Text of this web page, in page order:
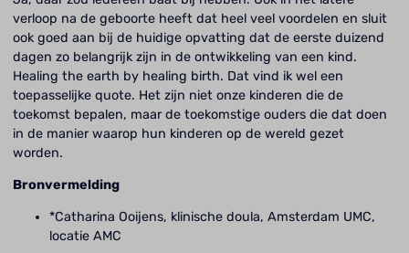
verloop na de geboorte heeft dat heel veel voordelen en sluit
ook goed aan bij de huidige opvatting dat de eerste duizend
dagen zo belangrijk zijn in de ontwikkeling van een kind.
Healing the earth by healing birth. Dat vind ik wel een
toepasselijke quote. Het zijn niet onze kinderen die de
toekomst bepalen, maar de toekomstige ouders die dat doen
in de manier waarop hun kinderen op de wereld gezet
worden.
Bronvermelding
*Catharina Ooijens, klinische doula, Amsterdam UMC,
locatie AMC